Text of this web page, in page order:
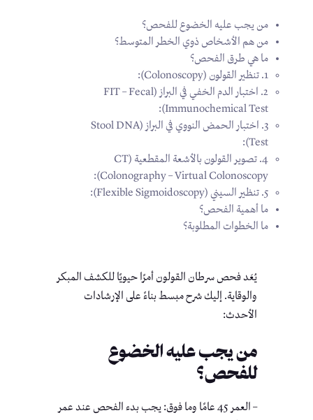
من يجب عليه الخضوع للفحص؟
من هم الأشخاص ذوي الخطر المتوسط؟
ما هي طرق الفحص؟
1. تنظير القولون (Colonoscopy):
2. اختبار الدم الخفي في البراز (FIT – Fecal
Immunochemical Test):
3. اختبار الحمض النووي في البراز (Stool DNA
Test):
4. تصوير القولون بالأشعة المقطعية (CT
Colonography – Virtual Colonoscopy):
5. تنظير السيني (Flexible Sigmoidoscopy):
ما أهمية الفحص؟
ما الخطوات المطلوبة؟
يُعَد فحص سرطان القولون أمرًا حيويًا للكشف المبكر
والوقاية. إليك شرح مبسط بناءً على الإرشادات
الأحدث:
من يجب عليه الخضوع
للفحص؟
– العمر 45 عامًا وما فوق: يجب بدء الفحص عند عمر